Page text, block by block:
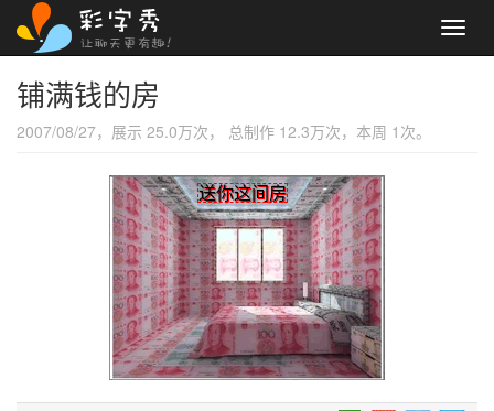
铺满钱的房
2007/08/27，展示 25.0万次， 总制作 12.3万次，本周 1次。
送你这间房